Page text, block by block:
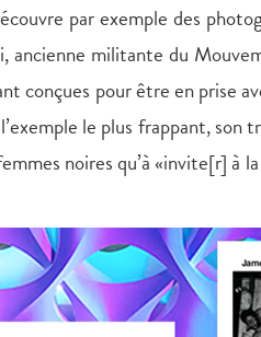
par exemple des
militante du
conçues pour être en prise
le plus frappant, son
noires qu’à «invite[r] à